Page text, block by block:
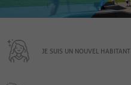
JE SUIS UN NOUVEL HABITANT